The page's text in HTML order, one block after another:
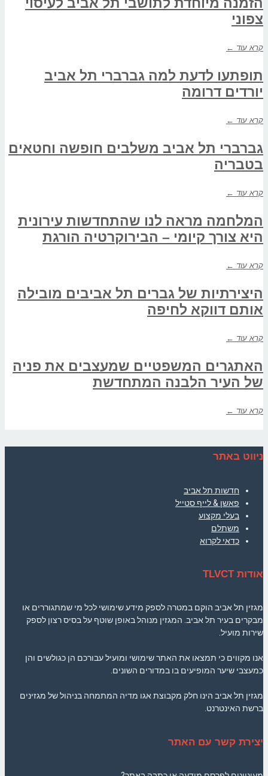
צפוני
קרא עוד ←
תופתעו לדעת למה גברברי תל אביב
יורדים דרומה
קרא עוד ←
גברברי תל אביב משלבים חופשה וחטאים
בטבריה
קרא עוד ←
המלחמה מראה לנו שהתחדשות עירונית
היא צורך קיומי – הבירוקרטיה הורגת
קרא עוד ←
היצירתיות של גברים תל אביבים מובילה
אותם דווקא לחיפה
קרא עוד ←
האתגרים המשפטיים שמעצבים את פניה
של העיר הלבנה המתחדשת
קרא עוד ←
ניווט באתר
חדשות תל אביב
פאשן & לייף סטייל
בעלי מקצוע
משתלם
כדאי לקרוא
אודות TLVCT
מגזין תל אביב הוקם במטרה לספק מידע שימושי לכל מי שמתגוררים או
מבקרים בעיר תל אביב. המגזין מנוהל באופן שוטף על בסיס רצון לספק
שירות מועיל.
אנו מקווים כי תמצאו את האתר שימושי ומועיל עבורכם הן כגולשים והן
כמעצבי שיער המופיעים בו במדורים השונים.
מגזין תל אביב הינו חלק מקבוצת אגו מדיה המתמחה בניהול של מגזינים
ברשת האינטרנט.
יצירת קשר עם האתר